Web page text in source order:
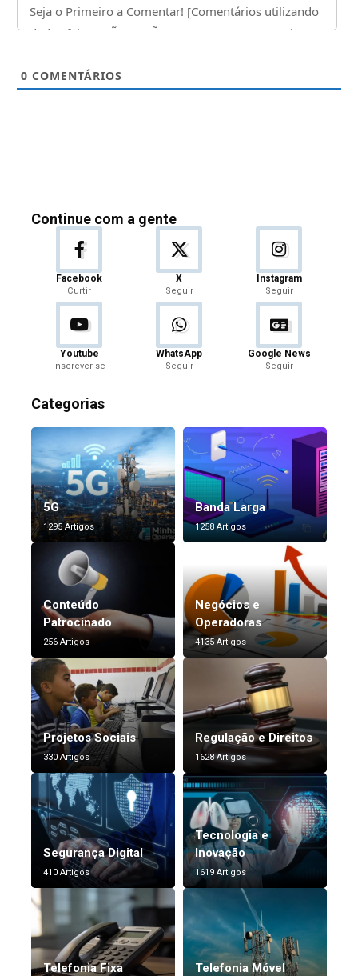
0 COMENTÁRIOS
Continue com a gente
Facebook
Curtir
X
Seguir
Instagram
Seguir
Youtube
Inscrever-se
WhatsApp
Seguir
Google News
Seguir
Categorias
5G
1295 Artigos
Banda Larga
1258 Artigos
Conteúdo
Patrocinado
256 Artigos
Negócios e
Operadoras
4135 Artigos
Projetos Sociais
330 Artigos
Regulação e Direitos
1628 Artigos
Segurança Digital
410 Artigos
Tecnologia e
Inovação
1619 Artigos
Telefonia Fixa Telefonia Móvel